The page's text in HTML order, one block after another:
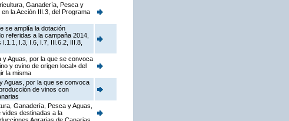
Ganadería, Pesca y
la Acción III.3, del Programa
se amplía la dotación
referidas a la campaña 2014,
I.3, I.6, I.7, III.6.2, III.8,
y Aguas, por la que se convoca
y ovino de origen local» del
la misma
Aguas, por la que se convoca
de vinos con
Ganadería, Pesca y Aguas,
vides destinadas a la